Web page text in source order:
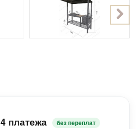
4 платежа без переплат